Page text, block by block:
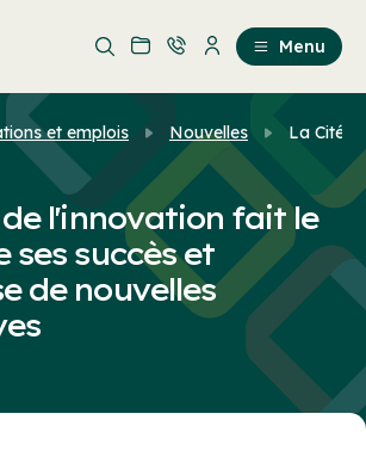
au
contenu
Menu
et emplois Nouvelles La Cité
de l'innovation fait le
ses succès et
de nouvelles